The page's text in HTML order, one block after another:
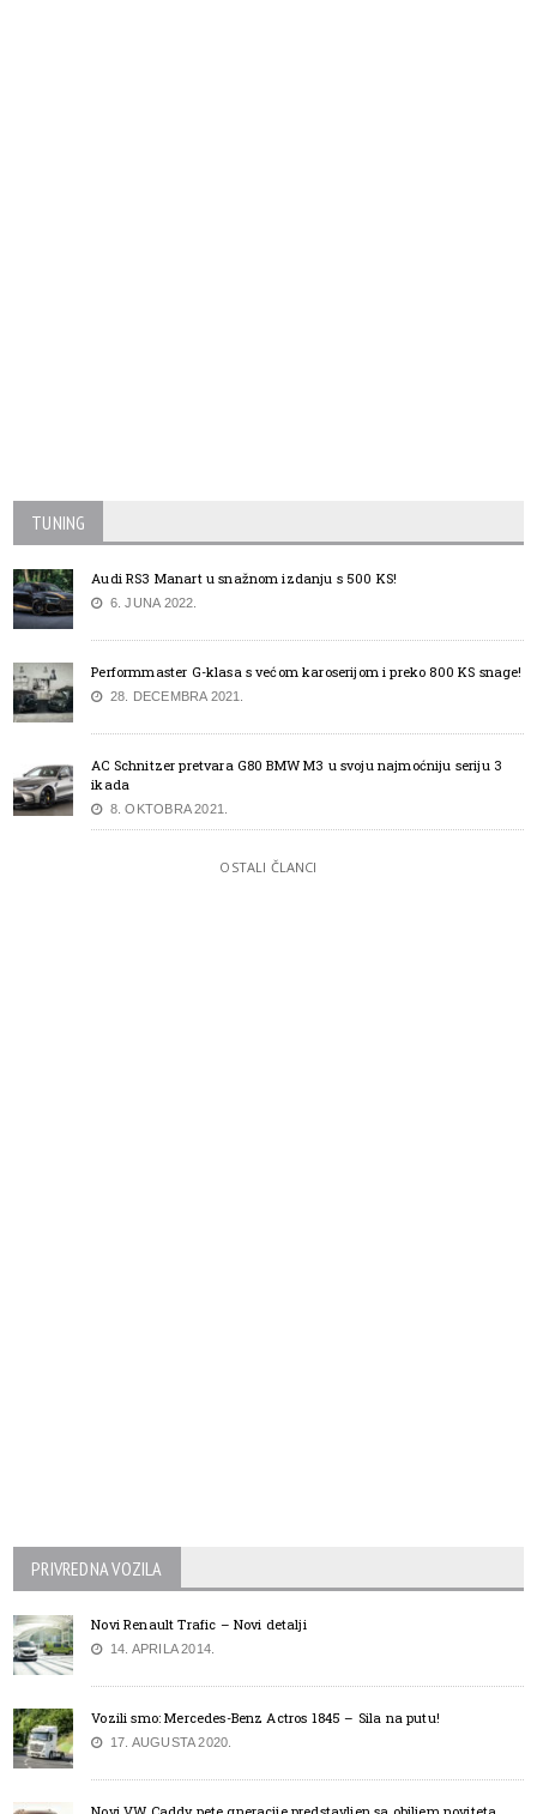
TUNING
Audi RS3 Manart u snažnom izdanju s 500 KS!
6. JUNA 2022.
Performmaster G-klasa s većom karoserijom i preko 800 KS snage!
28. DECEMBRA 2021.
AC Schnitzer pretvara G80 BMW M3 u svoju najmoćniju seriju 3
ikada
8. OKTOBRA 2021.
OSTALI ČLANCI
PRIVREDNA VOZILA
Novi Renault Trafic – Novi detalji
14. APRILA 2014.
Vozili smo: Mercedes-Benz Actros 1845 – Sila na putu!
17. AUGUSTA 2020.